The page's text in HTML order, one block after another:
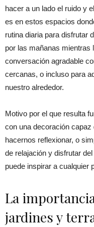
hacer a un lado el ruido y
es en estos espacios
rutina diaria para disfrutar
por las mañanas mientras
conversación agradable
cercanas, o incluso para
nuestro alrededor.
Motivo por el que resulta
con una decoración
hacernos reflexionar, o
de relajación y disfrutar
puede inspirar a cualquier
La
jardines y